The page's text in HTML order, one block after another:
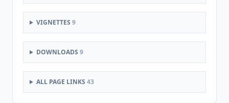
VIGNETTES 9
DOWNLOADS 9
ALL PAGE LINKS 43